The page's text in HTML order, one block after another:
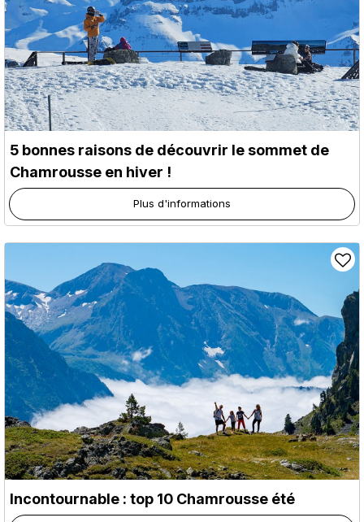
5 bonnes raisons de découvrir le sommet de
Chamrousse en hiver !
Plus d'informations
Incontournable : top 10 Chamrousse été